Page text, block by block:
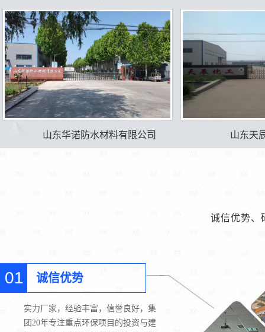
山东华诺防水材料有限公司 山东天
诚信优势、
01 诚信优势
实力厂家，经验丰富，信誉良好，集
团20年专注重点环保项目的投资与建